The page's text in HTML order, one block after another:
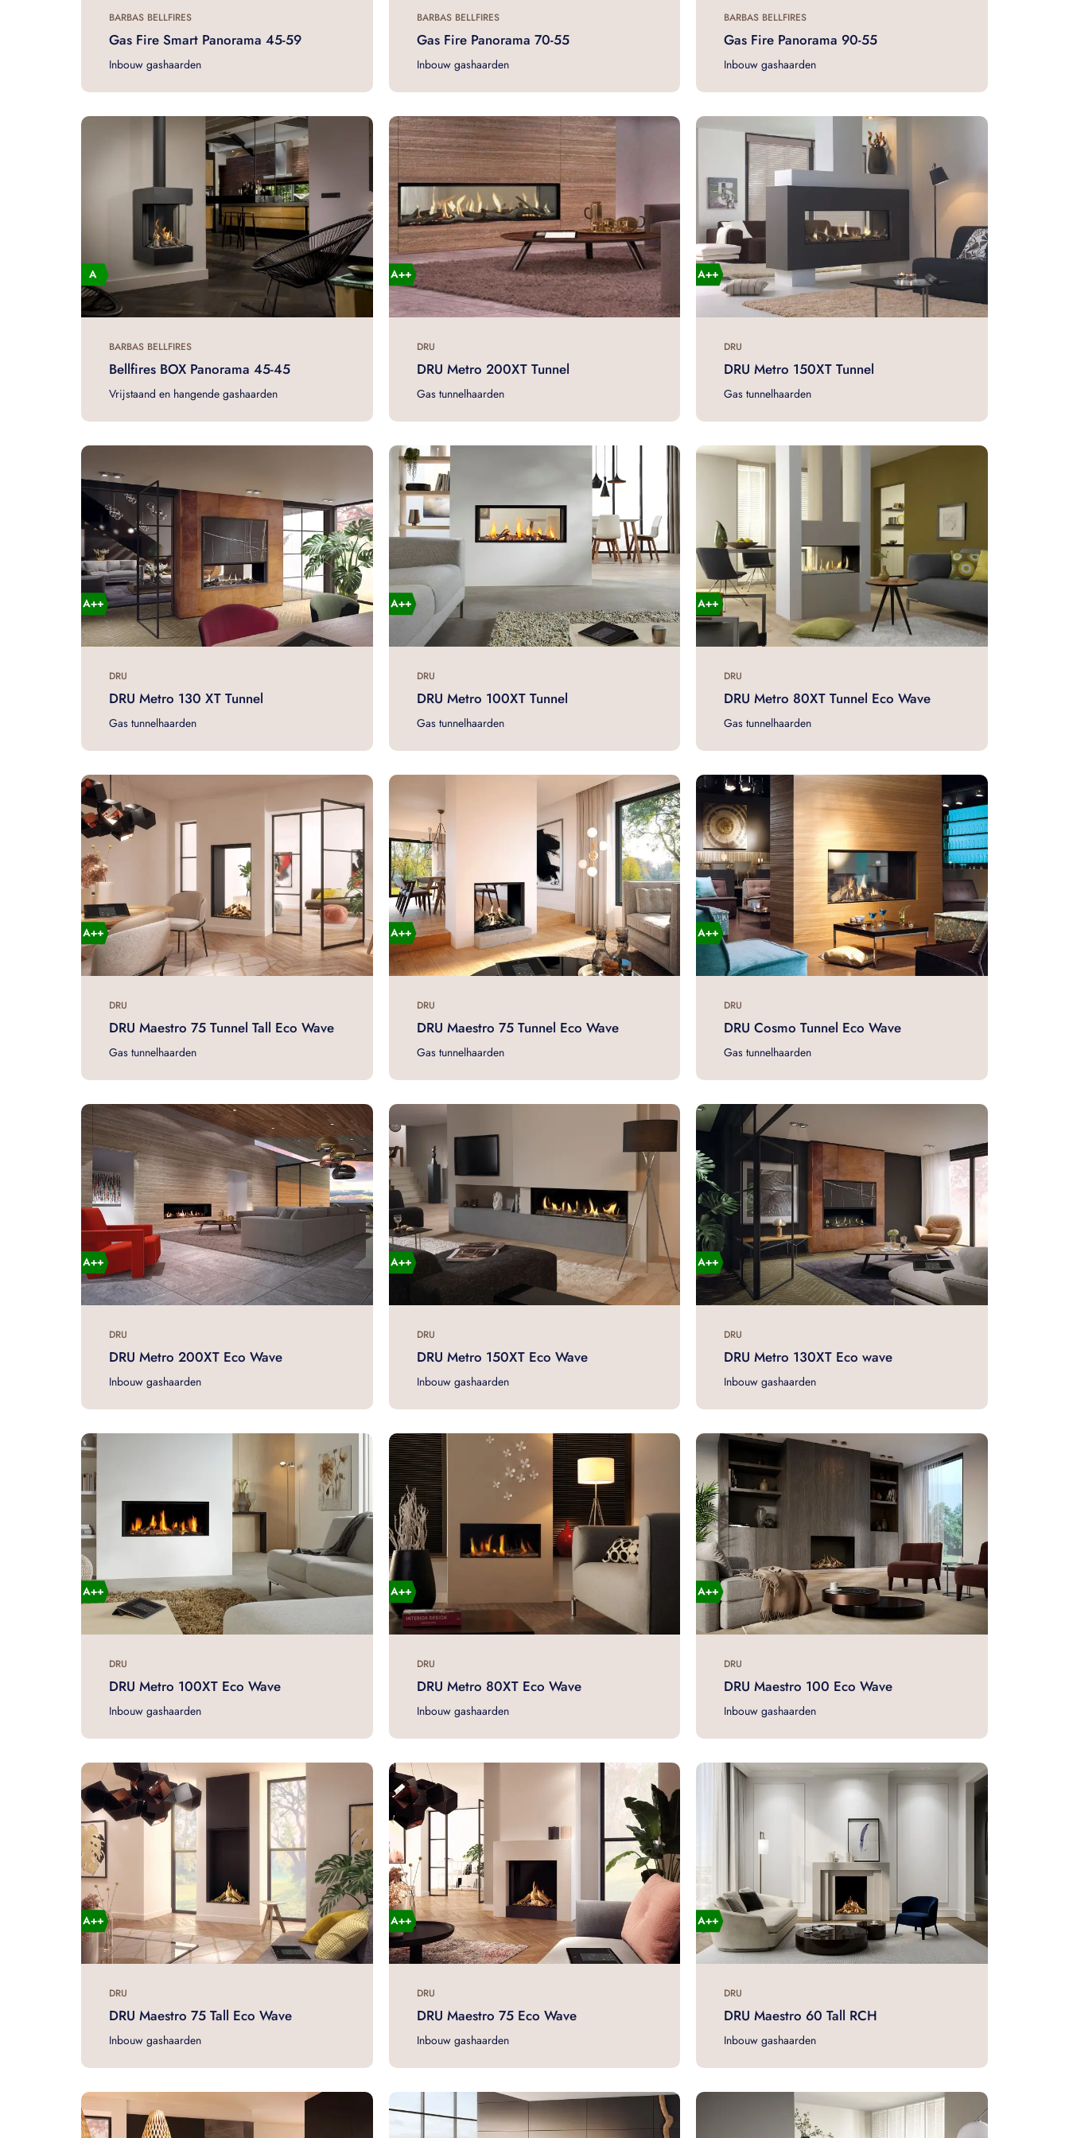
BARBAS BELLFIRES
Gas Fire Smart Panorama 45-59
Inbouw gashaarden
BARBAS BELLFIRES
Gas Fire Panorama 70-55
Inbouw gashaarden
BARBAS BELLFIRES
Gas Fire Panorama 90-55
Inbouw gashaarden
BARBAS BELLFIRES
Bellfires BOX Panorama 45-45
Vrijstaand en hangende gashaarden
DRU
DRU Metro 200XT Tunnel
Gas tunnelhaarden
DRU
DRU Metro 150XT Tunnel
Gas tunnelhaarden
DRU
DRU Metro 130 XT Tunnel
Gas tunnelhaarden
DRU
DRU Metro 100XT Tunnel
Gas tunnelhaarden
DRU
DRU Metro 80XT Tunnel Eco Wave
Gas tunnelhaarden
DRU
DRU Maestro 75 Tunnel Tall Eco Wave
Gas tunnelhaarden
DRU
DRU Maestro 75 Tunnel Eco Wave
Gas tunnelhaarden
DRU
DRU Cosmo Tunnel Eco Wave
Gas tunnelhaarden
DRU
DRU Metro 200XT Eco Wave
Inbouw gashaarden
DRU
DRU Metro 150XT Eco Wave
Inbouw gashaarden
DRU
DRU Metro 130XT Eco wave
Inbouw gashaarden
DRU
DRU Metro 100XT Eco Wave
Inbouw gashaarden
DRU
DRU Metro 80XT Eco Wave
Inbouw gashaarden
DRU
DRU Maestro 100 Eco Wave
Inbouw gashaarden
DRU
DRU Maestro 75 Tall Eco Wave
Inbouw gashaarden
DRU
DRU Maestro 75 Eco Wave
Inbouw gashaarden
DRU
DRU Maestro 60 Tall RCH
Inbouw gashaarden